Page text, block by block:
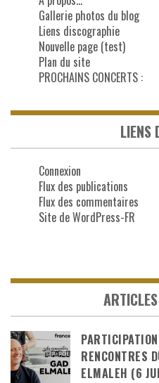
Gallerie photos du blog
Liens discographie
Nouvelle page (test)
Plan du site
PROCHAINS CONCERTS :
LIENS
Connexion
Flux des publications
Flux des commentaires
Site de WordPress-FR
RENCONTRES
ELMALEH (6